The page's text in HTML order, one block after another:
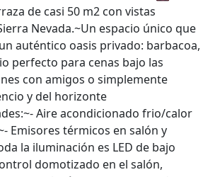
de casi 50 m2 con vistas
Nevada.~Un espacio único que
auténtico oasis privado: barbacoa,
perfecto para cenas bajo las
con amigos o simplemente
y del horizonte
Aire acondicionado frio/calor
Emisores térmicos en salón y
la iluminación es LED de bajo
domotizado en el salón,